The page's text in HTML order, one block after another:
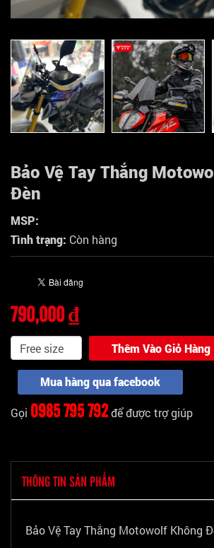
Bảo Vệ Tay Thắng
Đèn
MSP:
Tình trạng: Còn hàng
790,000 ₫
Thêm Vào Giỏ Hàng
Mua hàng qua facebook
Gọi 0985 795 792để được trợ giúp
THÔNG TIN SẢN PHẨM
Bảo Vệ Tay Thắng Motowolf Không